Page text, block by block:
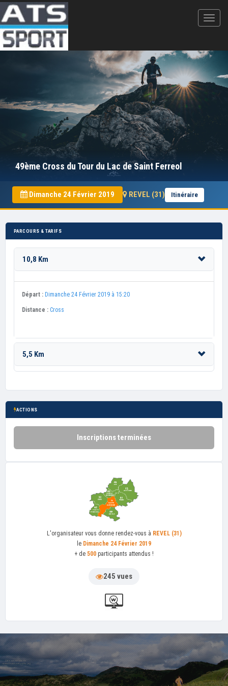
49ème Cross du Tour du Lac de Saint Ferreol
Dimanche 24 Février 2019 REVEL (31) Itinéraire
PARCOURS & TARIFS
10,8 Km
Départ : Dimanche 24 Février 2019 à 15:20
Distance : Cross
5,5 Km
ACTIONS
Inscriptions terminées
L'organisateur vous donne rendez-vous à REVEL (31)
le Dimanche 24 Février 2019
+ de 500 participants attendus !
245 vues